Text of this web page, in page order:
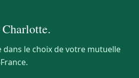
Charlotte.
dans le choix de votre mutuelle